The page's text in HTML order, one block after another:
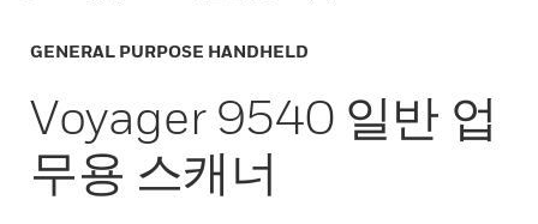
GENERAL PURPOSE HANDHELD
Voyager 9540 일반 업
무용 스캐너